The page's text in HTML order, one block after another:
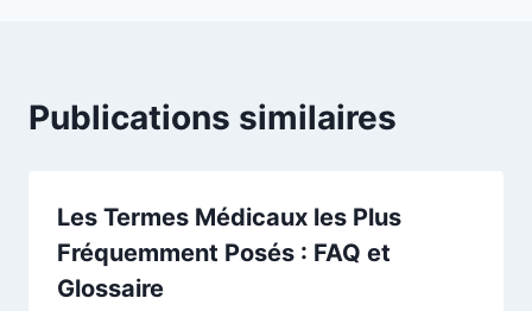
Publications similaires
Les Termes Médicaux les Plus
Fréquemment Posés : FAQ et
Glossaire